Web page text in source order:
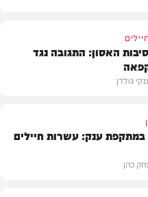
האסון: התגובה נגד
גולדן
במתקפת ענק: עשרות חיילים
כהן